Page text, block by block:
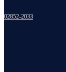
02852-2033